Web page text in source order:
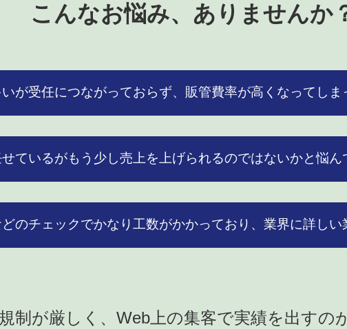
こんなお悩み、ありませんか
が受任につながっておらず、販管費率が高くなってしま
ているがもう少し売上を上げられるのではないかと悩ん
のチェックでかなり工数がかかっており、業界に詳し
規制が厳しく、Web上の集客で実績を出すの